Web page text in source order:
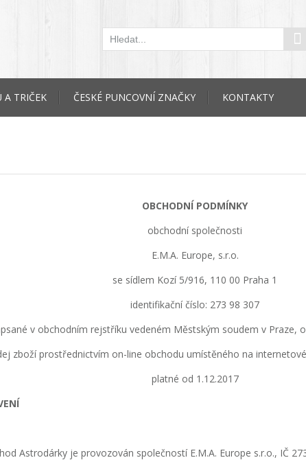
A TRIČEK ČESKÉ PUNCOVNÍ ZNAČKY KONTAKTY
OBCHODNÍ PODMÍNKY
obchodní společnosti
E.M.A. Europe, s.r.o.
se sídlem Kozí 5/916, 110 00 Praha 1
identifikační číslo: 273 98 307
v obchodním rejstříku vedeném Městským soudem v Praze,
zboží prostřednictvím on-line obchodu umístěného na
platné od 1.12.2017
Astrodárky je provozován společností E.M.A. Europe s.r.o., IČ